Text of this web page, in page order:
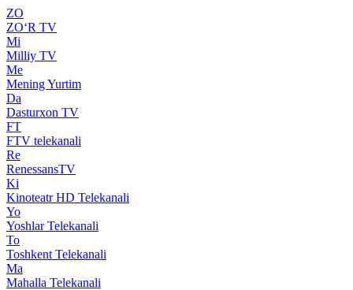
ZO
ZO‘R TV
Mi
Milliy TV
Me
Mening Yurtim
Da
Dasturxon TV
FT
FTV telekanali
Re
RenessansTV
Ki
Kinoteatr HD Telekanali
Yo
Yoshlar Telekanali
To
Toshkent Telekanali
Ma
Mahalla Telekanali